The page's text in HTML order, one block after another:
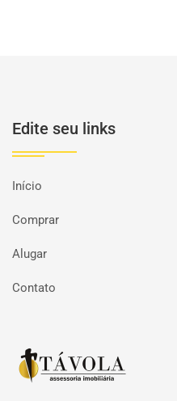
Edite seu links
Início
Comprar
Alugar
Contato
Página inicial